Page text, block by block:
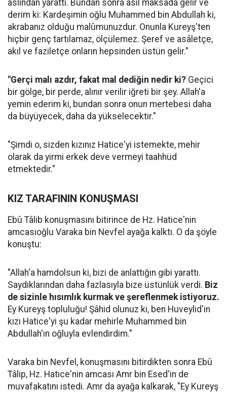
aslından yarattı. Bundan sonra asıl maksada gelir ve
derim ki: Kardeşimin oğlu Muhammed bin Abdullah ki,
akrabanız olduğu malûmunuzdur. Onunla Kureyş'ten
hiçbir genç tartılamaz, ölçülemez. Şeref ve asâletçe,
akıl ve faziletçe onların hepsinden üstün gelir."
"Gerçi malı azdır, fakat mal dediğin nedir ki? Geçici
bir gölge, bir perde, alınır verilir iğreti bir şey. Allah'a
yemin ederim ki, bundan sonra onun mertebesi daha
da büyüyecek, daha da yükselecektir."
"Şimdi o, sizden kızınız Hatice'yi istemekte, mehir
olarak da yirmi erkek deve vermeyi taahhüd
etmektedir."
KIZ TARAFININ KONUŞMASI
Ebû Tâlib konuşmasını bitirince de Hz. Hatice'nin
amcasıoğlu Varaka bin Nevfel ayağa kalktı. O da şöyle
konuştu:
"Allah'a hamdolsun ki, bizi de anlattığın gibi yarattı.
Saydıklarından daha fazlasıyla bize üstünlük verdi. Biz
de sizinle hısımlık kurmak ve şereflenmek istiyoruz.
Ey Kureyş topluluğu! Şâhid olunuz ki, ben Huveylid'in
kızı Hatice'yi şu kadar mehirle Muhammed bin
Abdullah'ın oğluyla evlendirdim."
Varaka bin Nevfel, konuşmasını bitirdikten sonra Ebû
Tâlip, Hz. Hatice'nin amcası Amr bin Esed'in de
muvafakatını istedi. Amr da ayağa kalkarak, "Ey Kureyş